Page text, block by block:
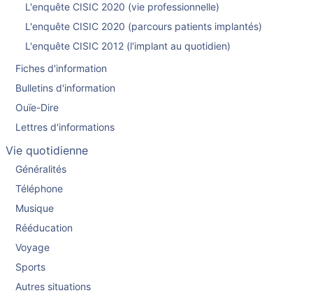
L'enquête CISIC 2020 (vie professionnelle)
L'enquête CISIC 2020 (parcours patients implantés)
L'enquête CISIC 2012 (l'implant au quotidien)
Fiches d'information
Bulletins d'information
Ouïe-Dire
Lettres d'informations
Vie quotidienne
Généralités
Téléphone
Musique
Rééducation
Voyage
Sports
Autres situations